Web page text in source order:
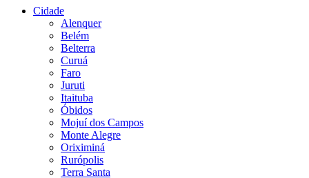
Cidade
Alenquer
Belém
Belterra
Curuá
Faro
Juruti
Itaituba
Óbidos
Mojuí dos Campos
Monte Alegre
Oriximiná
Rurópolis
Terra Santa